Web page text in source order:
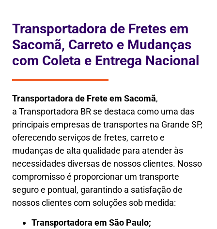
Transportadora de Fretes em
Sacomã, Carreto e Mudanças
com Coleta e Entrega Nacional
Transportadora de Frete em Sacomã,
a Transportadora BR se destaca como uma das
principais empresas de transportes na Grande SP,
oferecendo serviços de fretes, carreto e
mudanças de alta qualidade para atender às
necessidades diversas de nossos clientes. Nosso
compromisso é proporcionar um transporte
seguro e pontual, garantindo a satisfação de
nossos clientes com soluções sob medida:
Transportadora em São Paulo;